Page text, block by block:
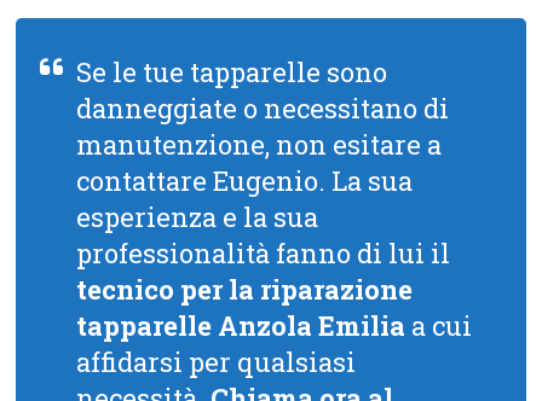
Se le tue tapparelle sono
danneggiate o necessitano di
manutenzione, non esitare a
contattare Eugenio. La sua
esperienza e la sua
professionalità fanno di lui il
tecnico per la riparazione
tapparelle Anzola Emilia a cui
affidarsi per qualsiasi